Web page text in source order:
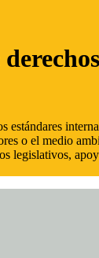
o el medio
legislativos,